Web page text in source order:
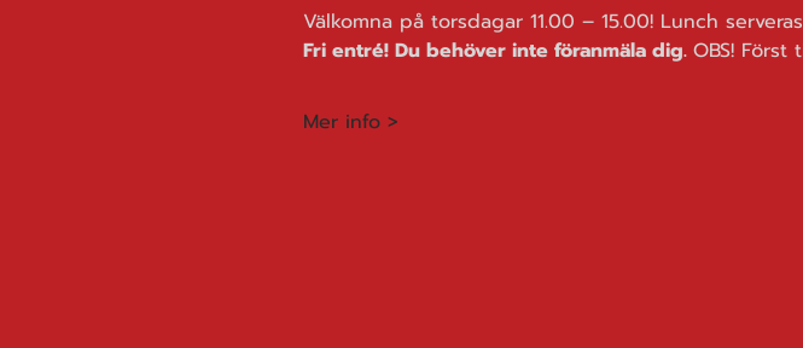
Välkomna på torsdagar 11.00 – 15.00! Lunch
Fri entré! Du behöver inte föranmäla dig. OBS! Först
Mer info >